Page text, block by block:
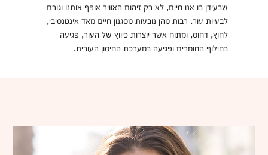
שבעידן בו אנו חיים, לא רק זיהום האוויר אופף אותנו וגורם
לבעיות עור. רבות מהן נובעות מסגנון חיים מאד אינטנסיבי,
לחוץ, דחוס, ומתוח אשר יוצרות כיווץ של העור, פגיעה
בחילוף החומרים ופגיעה במערכת החיסון העורית.